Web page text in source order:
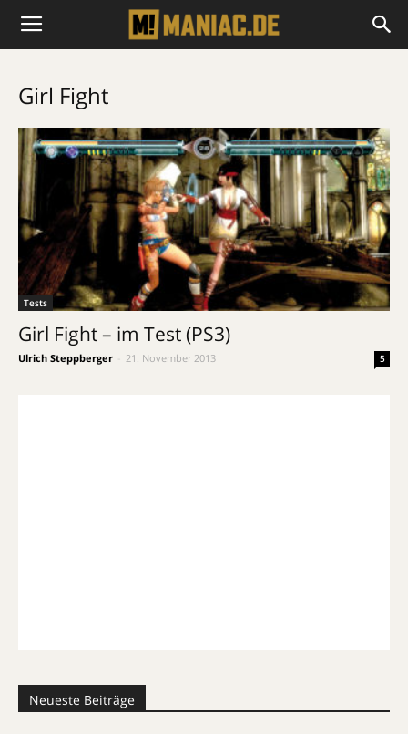
Girl Fight
Tests
Girl Fight – im Test (PS3)
Ulrich Steppberger 21. November 2013 5
Neueste Beiträge